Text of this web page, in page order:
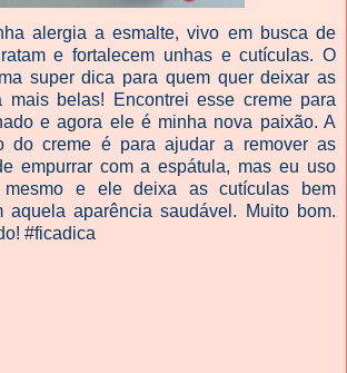
alergia a esmalte, vivo em busca de
e fortalecem unhas e cutículas. O
super dica para quem quer deixar as
mais belas! Encontrei esse creme para
e agora ele é minha nova paixão. A
do creme é para ajudar a remover as
empurrar com a espátula, mas eu uso
mesmo e ele deixa as cutículas bem
aquela aparência saudável. Muito bom.
#ficadica